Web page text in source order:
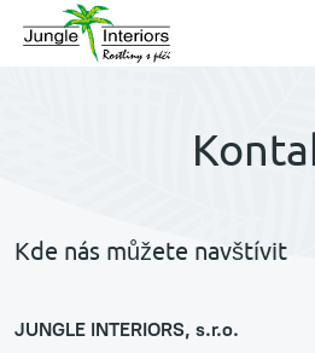
Kde nás můžete navštívit
JUNGLE INTERIORS, s.r.o.